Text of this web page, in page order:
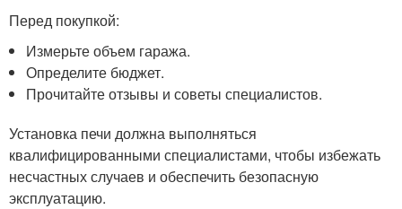
Перед покупкой:
Измерьте объем гаража.
Определите бюджет.
Прочитайте отзывы и советы специалистов.
Установка печи должна выполняться
квалифицированными специалистами, чтобы избежать
несчастных случаев и обеспечить безопасную
эксплуатацию.